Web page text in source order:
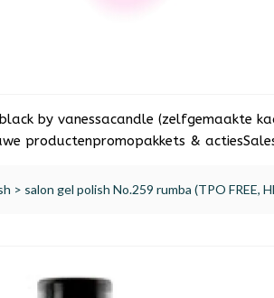
black by vanessacandle (zelfgemaakte
productenpromopakkets & actiesSale
> salon gel polish No.259 rumba (TPO FREE,